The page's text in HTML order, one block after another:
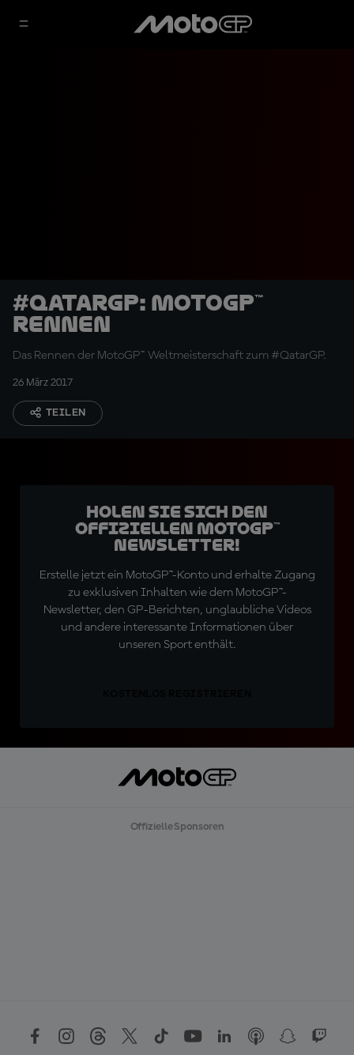
#QatarGP: MotoGP™
Rennen
Das Rennen der MotoGP™ Weltmeisterschaft zum #QatarGP.
26 März 2017
TEILEN
Holen Sie sich den
offiziellen MotoGP™
Newsletter!
Erstelle jetzt ein MotoGP™-Konto und erhalte Zugang
zu exklusiven Inhalten wie dem MotoGP™-
Newsletter, den GP-Berichten, unglaubliche Videos
und andere interessante Informationen über
unseren Sport enthält.
Offizielle Sponsoren